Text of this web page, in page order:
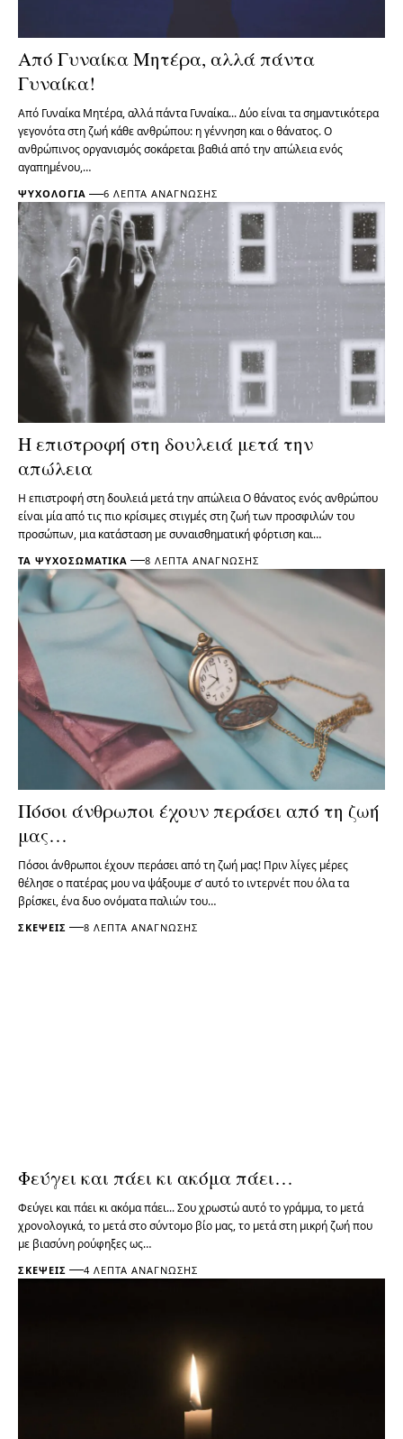
Από Γυναίκα Μητέρα, αλλά πάντα
Γυναίκα!
Από Γυναίκα Μητέρα, αλλά πάντα Γυναίκα... Δύο είναι τα σημαντικότερα
γεγονότα στη ζωή κάθε ανθρώπου: η γέννηση και ο θάνατος. Ο
ανθρώπινος οργανισμός σοκάρεται βαθιά από την απώλεια ενός
αγαπημένου,…
ΨΥΧΟΛΟΓΊΑ 6 ΛΕΠΤΆ ΑΝΆΓΝΩΣΗΣ
Η επιστροφή στη δουλειά μετά την
απώλεια
Η επιστροφή στη δουλειά μετά την απώλεια Ο θάνατος ενός ανθρώπου
είναι μία από τις πιο κρίσιμες στιγμές στη ζωή των προσφιλών του
προσώπων, μια κατάσταση με συναισθηματική φόρτιση και…
ΤΑ ΨΥΧΟΣΩΜΑΤΙΚΆ 8 ΛΕΠΤΆ ΑΝΆΓΝΩΣΗΣ
Πόσοι άνθρωποι έχουν περάσει από τη ζωή
μας…
Πόσοι άνθρωποι έχουν περάσει από τη ζωή μας! Πριν λίγες μέρες
θέλησε ο πατέρας μου να ψάξουμε σ’ αυτό το ιντερνέτ που όλα τα
βρίσκει, ένα δυο ονόματα παλιών του…
ΣΚΈΨΕΙΣ 8 ΛΕΠΤΆ ΑΝΆΓΝΩΣΗΣ
Φεύγει και πάει κι ακόμα πάει…
Φεύγει και πάει κι ακόμα πάει... Σου χρωστώ αυτό το γράμμα, το μετά
χρονολογικά, το μετά στο σύντομο βίο μας, το μετά στη μικρή ζωή που
με βιασύνη ρούφηξες ως…
ΣΚΈΨΕΙΣ 4 ΛΕΠΤΆ ΑΝΆΓΝΩΣΗΣ